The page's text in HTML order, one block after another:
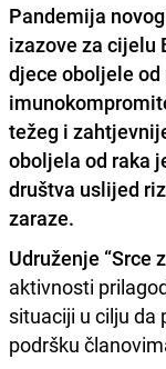
Pandemija
izazove za cijelu
djece oboljele
težeg i
oboljela od raka
društva uslijed
zaraze.
Udruženje “Srce
aktivnosti
situaciji u cilju da
podršku